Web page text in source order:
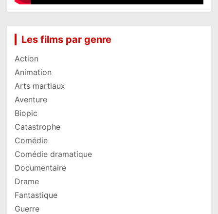
Les films par genre
Action
Animation
Arts martiaux
Aventure
Biopic
Catastrophe
Comédie
Comédie dramatique
Documentaire
Drame
Fantastique
Guerre